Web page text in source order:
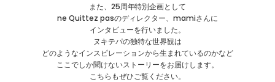
また、25周年特別企画として
ne Quittez pasのディレクター、mamiさんに
インタビューを行いました。
ヌキテパの独特な世界観は
どのようなインスピレーションから生まれているのかなど
ここでしか聞けないストーリーをお届けします。
こちらもぜひご覧ください。